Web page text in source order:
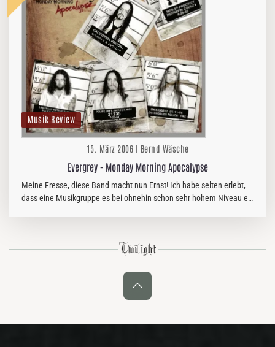
Musik Review
15. März 2006 | Bernd Wäsche
Evergrey - Monday Morning Apocalypse
Meine Fresse, diese Band macht nun Ernst! Ich habe selten erlebt,
dass eine Musikgruppe es bei ohnehin schon sehr hohem Niveau es